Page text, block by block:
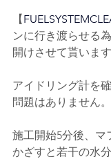
【
ンに行き渡らせる
開けさせて貰います
アイドリング計を
問題はありません。
施工開始5分後、マ
かざすと若干の水